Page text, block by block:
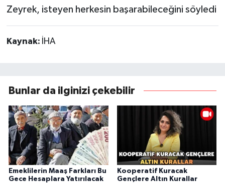
Zeyrek, isteyen herkesin başarabileceğini söyledi
Kaynak: İHA
Bunlar da ilginizi çekebilir
Emeklilerin Maaş Farkları Bu
Gece Hesaplara Yatırılacak
Kooperatif Kuracak
Gençlere Altın Kurallar